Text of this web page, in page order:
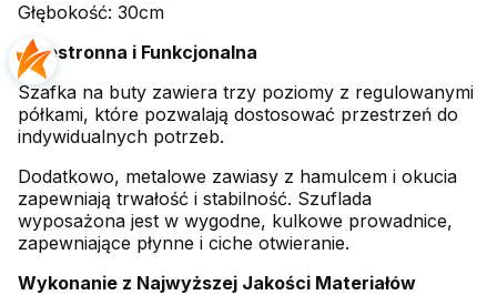
Głębokość: 30cm
Przestronna i Funkcjonalna
Szafka na buty zawiera trzy poziomy z regulowanymi
półkami, które pozwalają dostosować przestrzeń do
indywidualnych potrzeb.
Dodatkowo, metalowe zawiasy z hamulcem i okucia
zapewniają trwałość i stabilność. Szuflada
wyposażona jest w wygodne, kulkowe prowadnice,
zapewniające płynne i ciche otwieranie.
Wykonanie z Najwyższej Jakości Materiałów